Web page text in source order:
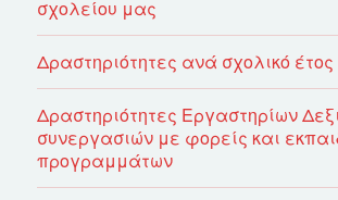
σχολείου μας
Δραστηριότητες ανά σχολικό έτος
Δραστηριότητες Εργαστηρίων
συνεργασιών με φορείς και
προγραμμάτων